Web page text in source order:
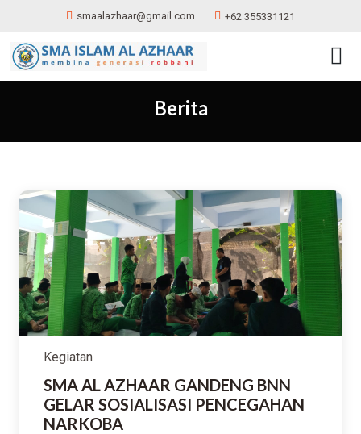
smaalazhaar@gmail.com +62 355331121
Berita
Kegiatan
SMA AL AZHAAR GANDENG BNN
GELAR SOSIALISASI PENCEGAHAN
NARKOBA